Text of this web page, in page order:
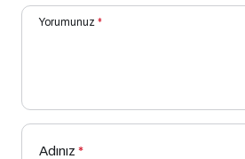
Yorumunuz *
Adınız *